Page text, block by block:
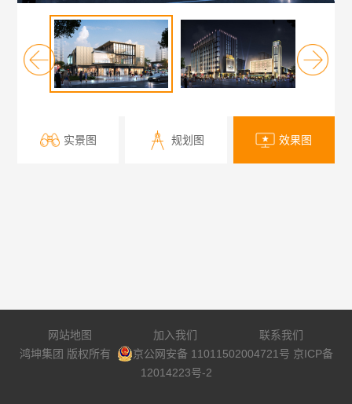
实景图 规划图 效果图
网站地图 加入我们
联系我们
鸿坤集团 版权所有
京公网安备 11011502004721号 京ICP备
12014223号-2